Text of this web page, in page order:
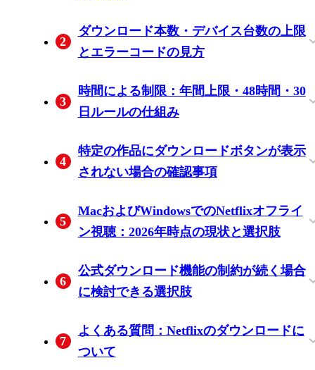
新・キャッシュ・ストレージ・Wi-Fi設
ラー（エラー0013）
2
ダウンロード本数・デバイス台数の上限
とエラーコードの見方
22002 / 10016-22005）と解消手順
みと管理画面での解消手順
付き・スタンダード・プレミアム）
3
時間による制限：年間上限・48時間・30
日ルールの仕組み
22006 / NQL.22007）の仕組みとリセット
れファイルの扱い
られる原因
4
特定の作品にダウンロードボタンが表示
されない場合の確認事項
い：ライセンス上の制約について
を切り分ける方法
5
MacおよびWindowsでのNetflixオフライ
ン視聴：2026年時点の現状と選択肢
ない理由
現状（2026年時点）
段と各方法の注意点
6
公式ダウンロード機能の制約が続く場合
に検討できる選択肢
7
よくある質問：Netflixのダウンロードに
ついて